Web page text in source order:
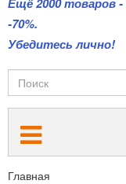
Ещё 2000 товаров
-70%.
Убедитесь лично!
Главная